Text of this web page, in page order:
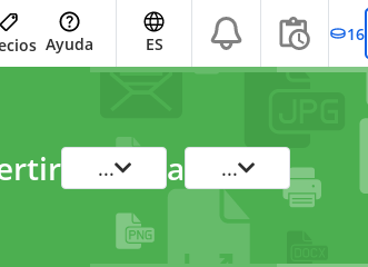
Ayuda ES 16
... a ...